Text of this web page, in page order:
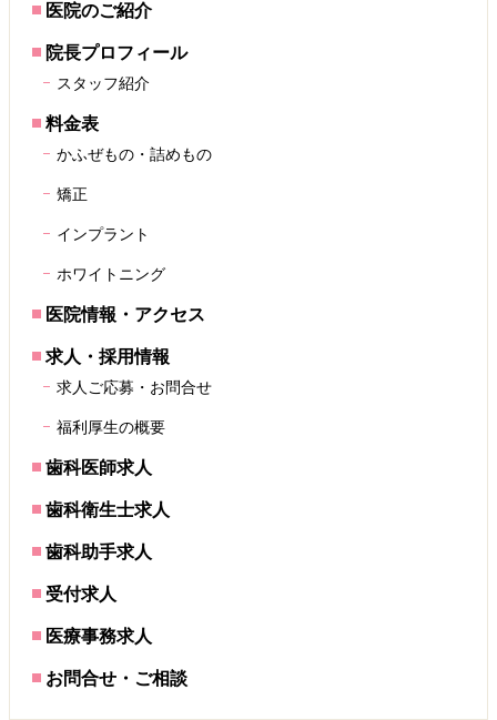
医院のご紹介
院長プロフィール
スタッフ紹介
料金表
かふぜもの・詰めもの
矯正
インプラント
ホワイトニング
医院情報・アクセス
求人・採用情報
求人ご応募・お問合せ
福利厚生の概要
歯科医師求人
歯科衛生士求人
歯科助手求人
受付求人
医療事務求人
お問合せ・ご相談